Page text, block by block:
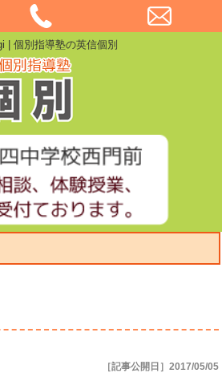
| 個別指導塾の英信個別
［記事公開日］2017/05/05